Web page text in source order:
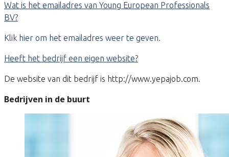
Wat is het emailadres van Young European Professionals
BV?
Klik hier om het emailadres weer te geven.
Heeft het bedrijf een eigen website?
De website van dit bedrijf is http://www.yepajob.com.
Bedrijven in de buurt